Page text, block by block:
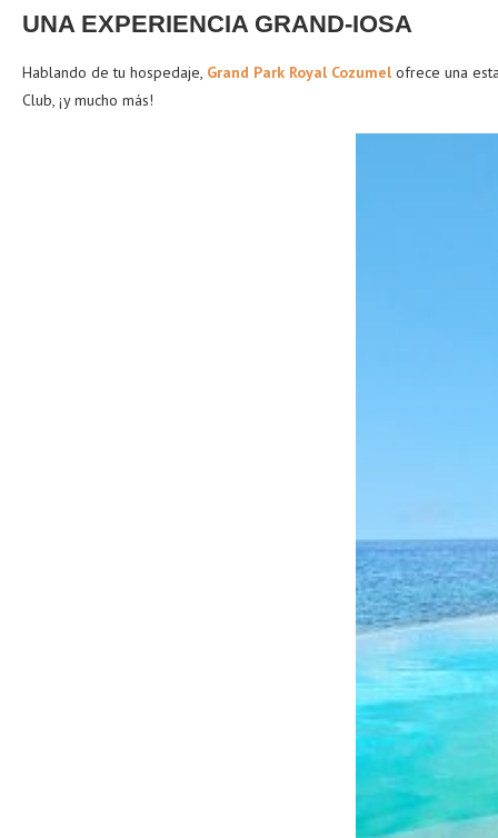
UNA EXPERIENCIA GRAND-IOSA
Hablando de tu hospedaje, Grand Park Royal Cozumelofrece una
Club, ¡y mucho más!